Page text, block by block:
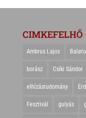
CIMKEFELHŐ
Ambrus Lajos
borász Csíki Sándor
elhízástudomány
Fesztivál gulyás